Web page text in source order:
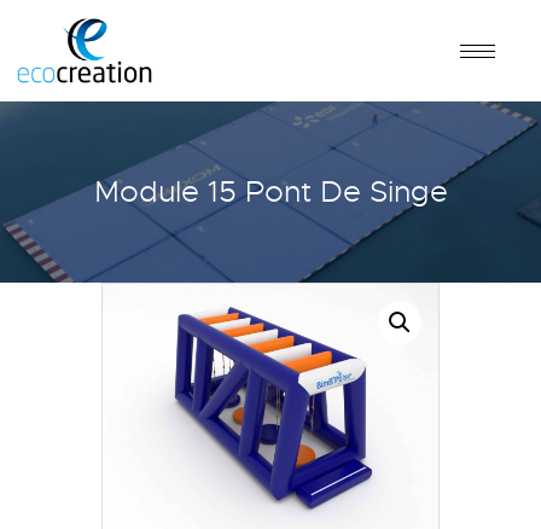
Module 15 Pont De Singe